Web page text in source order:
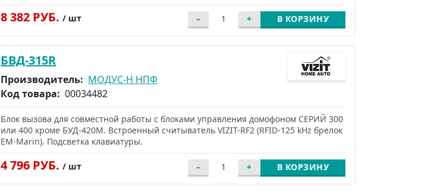
8 382 РУБ./ шт В КОРЗИНУ
БВД-315R
Производитель: МОДУС-Н НПФ
Код товара: 00034482
Блок вызова для совместной работы с блоками управления домофоном СЕРИЙ 300
или 400 кроме БУД-420М. Встроенный считыватель VIZIT-RF2 (RFID-125 kHz брелок
EM-Marin). Подсветка клавиатуры.
4 796 РУБ./ шт В КОРЗИНУ